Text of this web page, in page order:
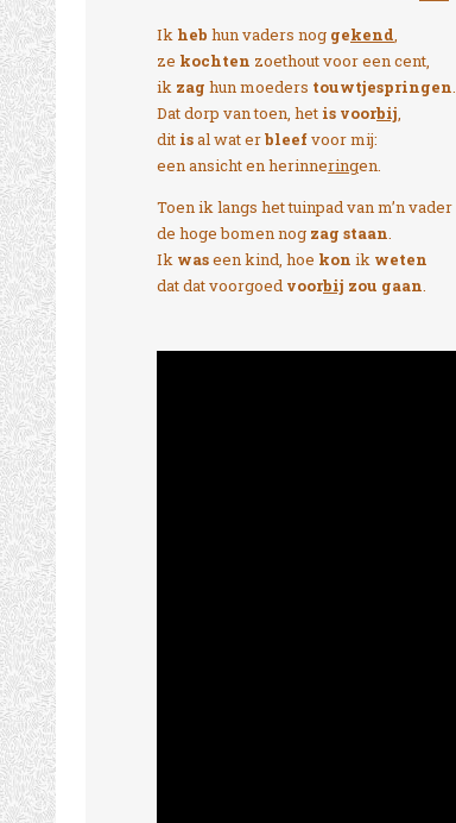
Ik heb hun vaders nog gekend,
ze kochten zoethout voor een cent,
ik zag hun moeders touwtjespringen.
Dat dorp van toen, het is voorbij,
dit isal wat erbleefvoor mij:
een ansicht en herinneringen.
Toen ik langs het tuinpad van m’n vader
de hoge bomen nog zag staan.
Ik waseen kind, hoe kon ik weten
dat dat voorgoed voorbij zou gaan.